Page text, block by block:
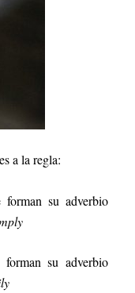
a la regla:
su adverbio
su adverbio